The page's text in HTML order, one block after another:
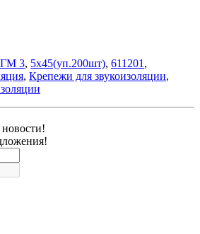
ГМ 3, 5х45(уп.200шт), 611201 ,
, Крепежи для звукоизоляции,